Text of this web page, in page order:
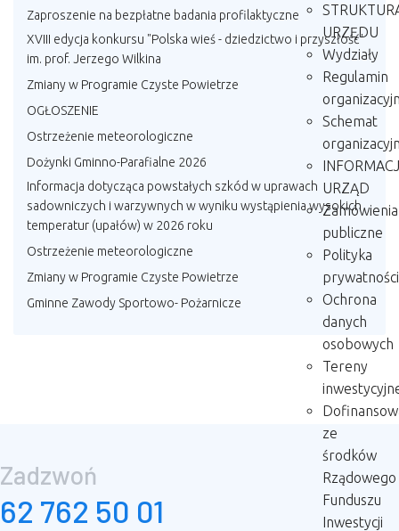
URZĘDU
Wydziały
Regulamin
Schemat
URZĄD
Zamówienia
publiczne
Polityka
prywatności
Ochrona
danych
osobowych
Tereny
ze
środków
Rządowego
Funduszu
Inwestycji
Zaproszenie na bezpłatne badania profilaktyczne
XVIII edycja konkursu "Polska wieś - dziedzictwo i przyszłość"
im. prof. Jerzego Wilkina
Zmiany w Programie Czyste Powietrze
OGŁOSZENIE
Ostrzeżenie meteorologiczne
Dożynki Gminno-Parafialne 2026
Informacja dotycząca powstałych szkód w uprawach
sadowniczych i warzywnych w wyniku wystąpienia wysokich
temperatur (upałów) w 2026 roku
Ostrzeżenie meteorologiczne
Zmiany w Programie Czyste Powietrze
Gminne Zawody Sportowo- Pożarnicze
Zadzwoń
62 762 50 01